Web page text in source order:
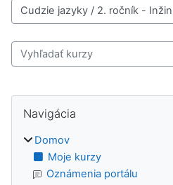
Kategórie kurzov
Vyhľadať kurzy
Bloky
Navigácia
Domov
Moje kurzy
Oznámenia portálu